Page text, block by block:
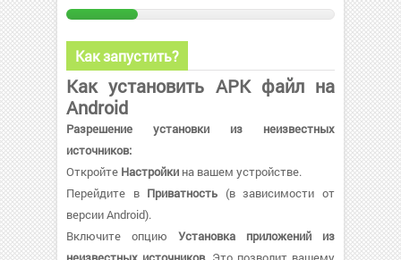
Как запустить?
Как установить APK файл на
Android
Разрешение установки из неизвестных
источников:
Откройте Настройки на вашем устройстве.
Перейдите в Приватность (в зависимости от
версии Android).
Включите опцию Установка приложений из